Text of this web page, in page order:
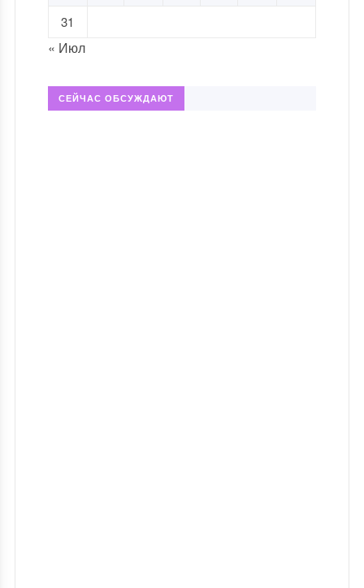
31
« Июл
СЕЙЧАС ОБСУЖДАЮТ